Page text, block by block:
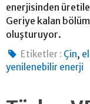
enerjisinden
Geriye kalan
oluşturuyor.
Etiketler : Çin,
yenilenebilir enerji